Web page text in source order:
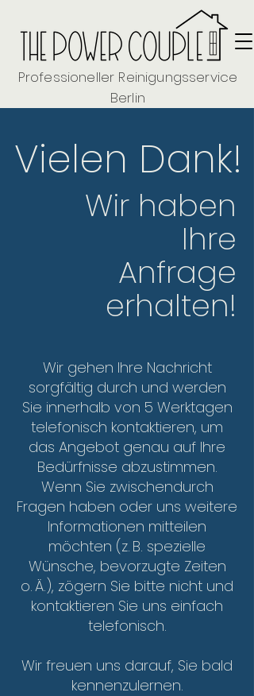
Professioneller Reinigungsservice
Berlin
Vielen Dank!
Wir haben
Ihre
Anfrage
erhalten!
Wir gehen Ihre Nachricht
sorgfältig durch und werden
Sie innerhalb von 5 Werktagen
telefonisch kontaktieren, um
das Angebot genau auf Ihre
Bedürfnisse abzustimmen.
Wenn Sie zwischendurch
Fragen haben oder uns weitere
Informationen mitteilen
möchten (z. B. spezielle
Wünsche, bevorzugte Zeiten
o. Ä.), zögern Sie bitte nicht und
kontaktieren Sie uns einfach
telefonisch.
Wir freuen uns darauf, Sie bald
kennenzulernen.